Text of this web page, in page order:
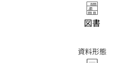
図書
資料形態